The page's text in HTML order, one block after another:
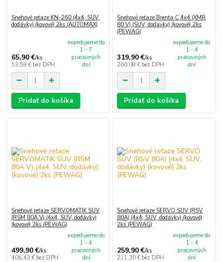
Snehové reťaze KN-260 (4x4, SUV,
dodávky) (kovové) 2ks (AUTOMAX)
65,90 €/ks
53,58 € bez DPH
expedujeme do
1 - 7
pracovných
dní
Pridať do košíka
Snehové reťaze Brenta C 4x4 (XMR
80 V) (SUV, dodávky) (kovové) 2ks
(PEWAG)
319,90 €/ks
260,08 € bez DPH
expedujeme do
1 - 4
pracovných
dní
Pridať do košíka
Snehové reťaze SERVOMATIK SUV
(RSM 80A V) (4x4, SUV, dodávky)
(kovové) 2ks (PEWAG)
499,90 €/ks
406,42 € bez DPH
expedujeme do
1 - 4
pracovných
dní
Snehové reťaze SERVO SUV (RSV
80A) (4x4, SUV, dodávky) (kovové)
2ks (PEWAG)
259,90 €/ks
211,30 € bez DPH
expedujeme do
1 - 4
pracovných
dní